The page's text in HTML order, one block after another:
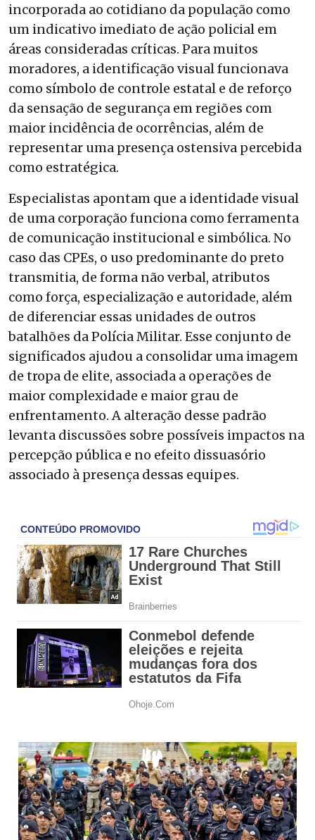
incorporada ao cotidiano da população como
um indicativo imediato de ação policial em
áreas consideradas críticas. Para muitos
moradores, a identificação visual funcionava
como símbolo de controle estatal e de reforço
da sensação de segurança em regiões com
maior incidência de ocorrências, além de
representar uma presença ostensiva percebida
como estratégica.
Especialistas apontam que a identidade visual
de uma corporação funciona como ferramenta
de comunicação institucional e simbólica. No
caso das CPEs, o uso predominante do preto
transmitia, de forma não verbal, atributos
como força, especialização e autoridade, além
de diferenciar essas unidades de outros
batalhões da Polícia Militar. Esse conjunto de
significados ajudou a consolidar uma imagem
de tropa de elite, associada a operações de
maior complexidade e maior grau de
enfrentamento. A alteração desse padrão
levanta discussões sobre possíveis impactos na
percepção pública e no efeito dissuasório
associado à presença dessas equipes.